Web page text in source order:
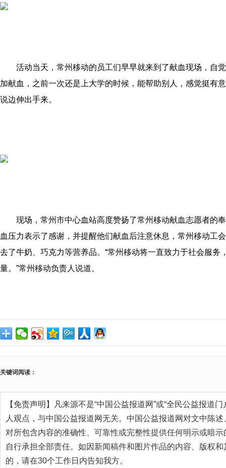
活动当天，常州移动的员工们早早就来到了献血现场，自
加献血，之前一次还是上大学的时候，能帮助别人，感觉挺有
说边伸出手来。
现场，常州市中心血站高度赞扬了常州移动献血志愿者的
血压力表示了感谢，并提醒他们献血后注意休息，常州移动工
去了牛奶、巧克力等营养品。“常州移动将一直致力于社会服务
量。”常州移动负责人说道。
关键词阅读：
【免责声明】凡来源不是“中国公益报道网”或“全民公益报道
人观点，与中国公益报道网无关。中国公益报道网对文中陈
对所包含内容的准确性、可靠性或完整性提供任何明示或暗
自行承担全部责任。如因新闻稿件和图片作品的内容、版权
的，请在30个工作日内告知我方。